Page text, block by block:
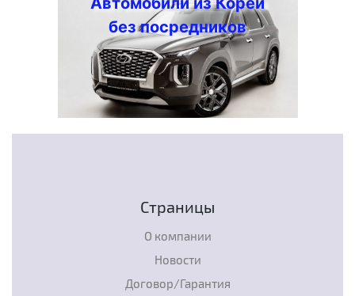
без посредников
Страницы
О компании
Новости
Договор/Гарантия